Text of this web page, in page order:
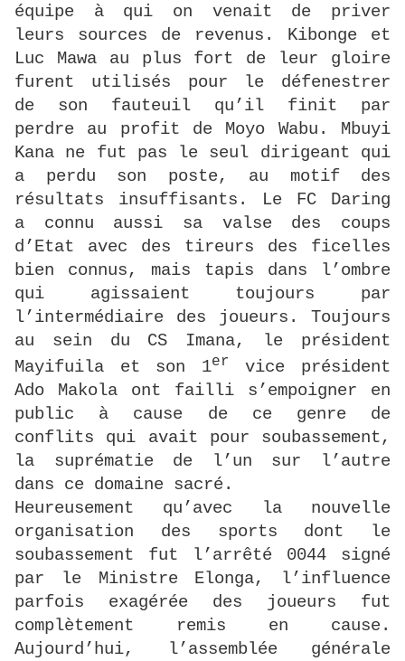
équipe à qui on venait de priver
leurs sources de revenus. Kibonge et
Luc Mawa au plus fort de leur gloire
furent utilisés pour le défenestrer
de son fauteuil qu’il finit par
perdre au profit de Moyo Wabu. Mbuyi
Kana ne fut pas le seul dirigeant qui
a perdu son poste, au motif des
résultats insuffisants. Le FC Daring
a connu aussi sa valse des coups
d’Etat avec des tireurs des ficelles
bien connus, mais tapis dans l’ombre
qui agissaient toujours par
l’intermédiaire des joueurs. Toujours
au sein du CS Imana, le président
Mayifuila et son 1er
vice président
Ado Makola ont failli s’empoigner en
public à cause de ce genre de
conflits qui avait pour soubassement,
la suprématie de l’un sur l’autre
dans ce domaine sacré.
Heureusement qu’avec la nouvelle
organisation des sports dont le
soubassement fut l’arrêté 0044 signé
par le Ministre Elonga, l’influence
parfois exagérée des joueurs fut
complètement remis en cause.
Aujourd’hui, l’assemblée générale